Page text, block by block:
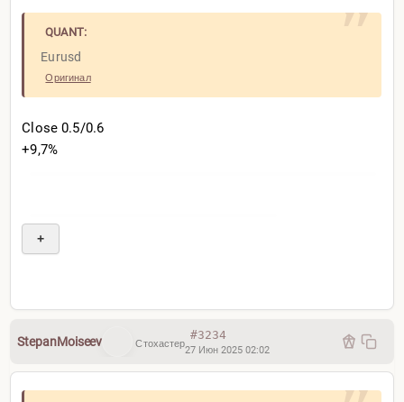
QUANT:
Eurusd
Оригинал
Close 0.5/0.6
+9,7%
+
StepanMoiseev Стохастер
#3234
27 Июн 2025 02:02